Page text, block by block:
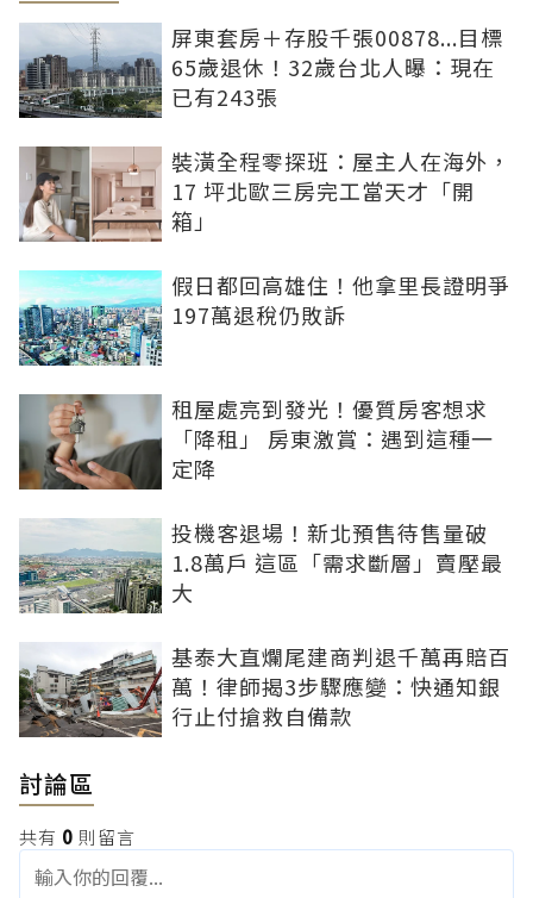
屏東套房＋存股千張00878...目標
65歲退休！32歲台北人曝：現在
已有243張
裝潢全程零探班：屋主人在海外，
17 坪北歐三房完工當天才「開
箱」
假日都回高雄住！他拿里長證明爭
197萬退稅仍敗訴
租屋處亮到發光！優質房客想求
「降租」 房東激賞：遇到這種一
定降
投機客退場！新北預售待售量破
1.8萬戶 這區「需求斷層」賣壓最
大
基泰大直爛尾建商判退千萬再賠百
萬！律師揭3步驟應變：快通知銀
行止付搶救自備款
討論區
共有 0 則留言